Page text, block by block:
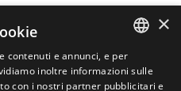
SPANISH
×
contenuti e annunci, e per
inoltre informazioni sulle
con i nostri partner pubblicitari e